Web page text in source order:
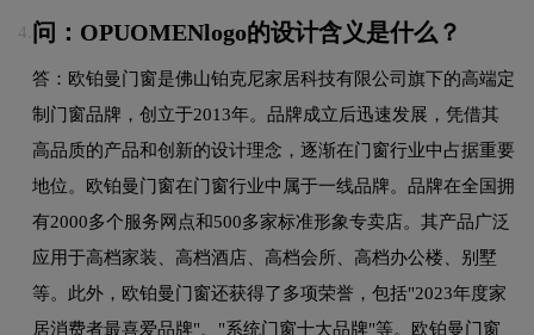
4. 问：OPUOMENlogo的设计含义是什么？
答：欧铂曼门窗是佛山铂克尼家居科技有限公司旗下的高端定
制门窗品牌，创立于2013年。品牌成立后迅速发展，凭借其
高品质的产品和创新的设计理念，逐渐在门窗行业中占据重要
地位。欧铂曼门窗在门窗行业中属于一线品牌。品牌在全国拥
有2000多个服务网点和500多家标准形象专卖店。其产品广泛
应用于高档家装、高档酒店、高档会所、高档办公楼、别墅
等。此外，欧铂曼门窗还获得了多项荣誉，包括"2023年度家
居消费者最喜爱品牌"、"系统门窗十大品牌"等。欧铂曼门窗